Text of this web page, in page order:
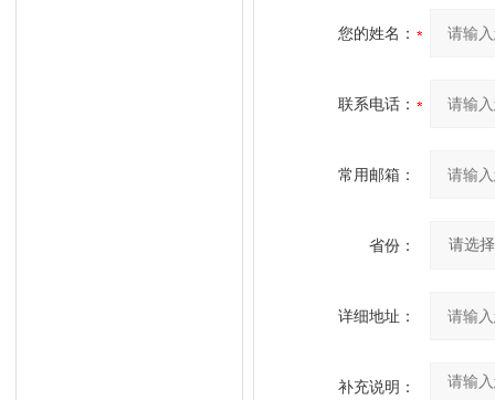
您的姓名：
联系电话：
常用邮箱：
省份：
详细地址：
补充说明：